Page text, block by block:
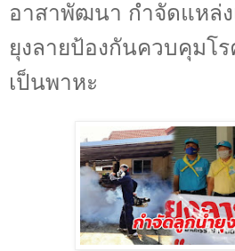
อาสาพัฒนา กำจัดแหล่
ยุงลายป้องกันควบคุมโ
เป็นพาหะ